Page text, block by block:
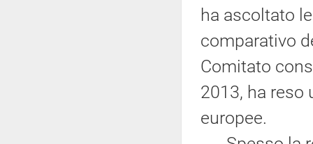
ha ascoltato
comparativo
Comitato
2013, ha reso
europee.